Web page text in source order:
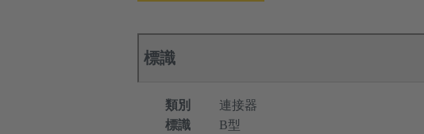
標識
類別
連接器
標識
B型